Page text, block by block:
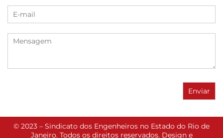
© 2023 – Sindicato dos Engenheiros no Estado do Rio de
Janeiro. Todos os direitos reservados. Design e